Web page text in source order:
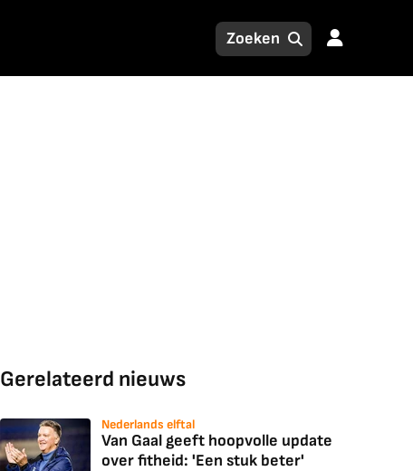
Gerelateerd nieuws
Nederlands elftal
Van Gaal geeft hoopvolle update
over fitheid: 'Een stuk beter'